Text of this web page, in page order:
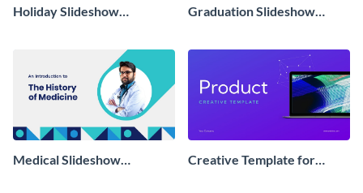
Holiday Slideshow
Graduation Slideshow
Medical Slideshow
Creative Template for